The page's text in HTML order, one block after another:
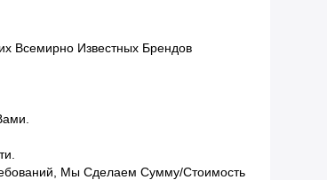
Всемирно Известных Брендов
Мы Сделаем Сумму/стоимость